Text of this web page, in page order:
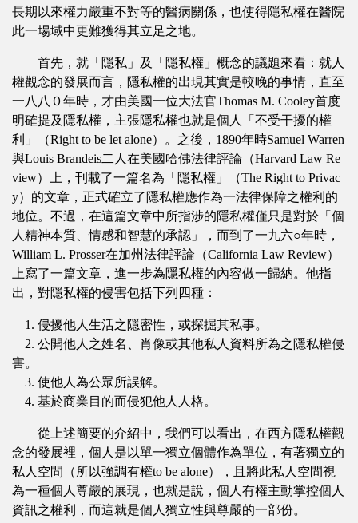
長期以來權力嚴重不對等的醫病關係，也使得隱私權在醫院
此一場域中更難獲得其立足之地。
首先，就「隱私」及「隱私權」概念的議題來看：就人
權觀念的發展而言，隱私權的出現其實是較晚的事情，直至
一八八０年時，才由美國一位大法官Thomas M. Cooley首度
明確提及隱私權，主張隱私權也就是個人「不受干擾的權
利」（Right to be let alone）。之後，1890年時Samuel Warren
與Louis Brandeis二人在美國哈佛法律評論（Harvard Law Re
view）上，刊載了一篇名為「隱私權」（The Right to Privac
y）的文章，正式確立了隱私權應作為一法律保障之權利的
地位。不過，在這篇文章中所指涉的隱私權僅只是對於「個
人精神本質、情感和智慧的承認」，而到了一九六○年時，
William L. Prosser在加州法律評論（California Law Review）
上寫了一篇文章，進一步為隱私權的內容做一歸納。他指
出，對隱私權的侵害包括下列四種：
1. 侵擾他人生活之隱密性，或探掘其私事。
2. 公開他人之姓名、肖像或其他私人資料所為之隱私權侵
害。
3. 使他人為公眾所誤解。
4. 基於商業目的而侵犯他人人格。
從上述簡要的介紹中，我們可以看出，在西方隱私權觀
念的發展裡，個人是以單一獨立個體作為單位，有著獨立的
私人空間（所以強調有權to be alone），且將此私人空間視
為一種個人尊嚴的展現，也就是說，個人有權主動掌控個人
資訊之權利，而這就是個人獨立性與尊嚴的一部份。